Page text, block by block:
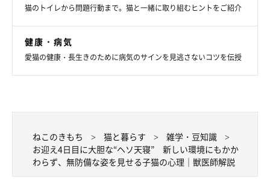
スヤァ……。
「基本どこでもヘソ天する」
んを食べておなかいっぱいになったところで、よくヘソ天をして
いる気がします。
猫のトイレから問題行動まで。猫と一緒に取り組むヒントをご紹介
健康・病気
愛猫の健康・長生きのために病気のサインを見逃さないコツを伝授
ねこのきもち 猫と暮らす
雑学・豆知識
お迎え4日目に大胆な“ヘソ天寝” 新しい環境にもかか
わらず、無防備な姿を見せる子猫の心理｜獣医師解説